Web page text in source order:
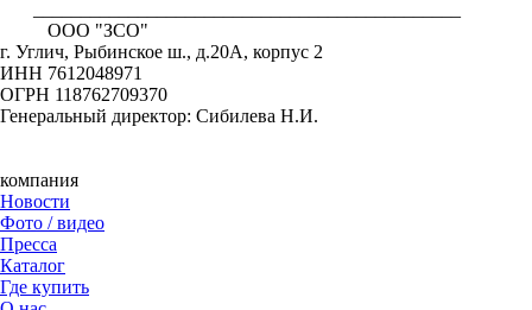
ООО "ЗСО"
г. Углич, Рыбинское ш., д.20А, корпус 2
ИНН 7612048971
ОГРН 118762709370
Генеральный директор: Сибилева Н.И.
компания
Новости
Фото / видео
Пресса
Каталог
Где купить